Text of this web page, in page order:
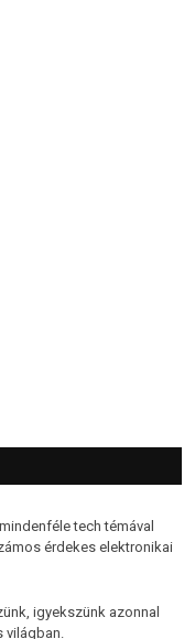
tech témával
érdekes elektronikai
igyekszünk azonnal